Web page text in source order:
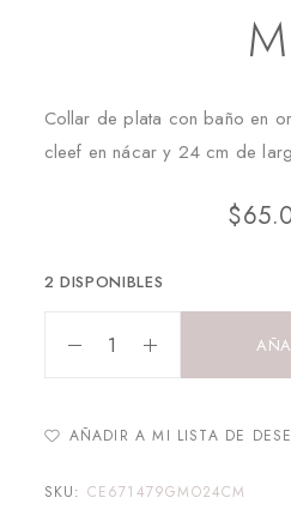
M
Collar de plata con baño en
cleef en nácar y 24 cm de
$
2 DISPONIBLES
AÑADIR A MI LISTA DE
SKU: CE671479GMO24CM